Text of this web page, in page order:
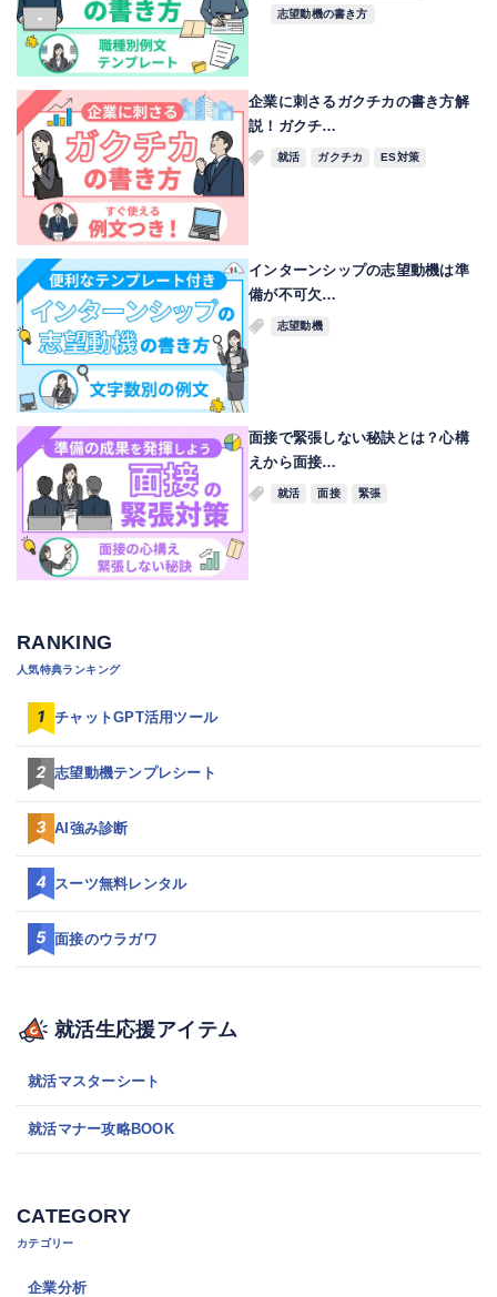
志望動機の書き方
企業に刺さるガクチカの書き方解
説！ガクチ…
就活 ガクチカ ES対策
インターンシップの志望動機は準
備が不可欠…
志望動機
面接で緊張しない秘訣とは？心構
えから面接…
就活 面接 緊張
RANKING
人気特典ランキング
チャットGPT活用ツール
志望動機テンプレシート
AI強み診断
スーツ無料レンタル
面接のウラガワ
就活生応援アイテム
就活マスターシート
就活マナー攻略BOOK
CATEGORY
カテゴリー
企業分析